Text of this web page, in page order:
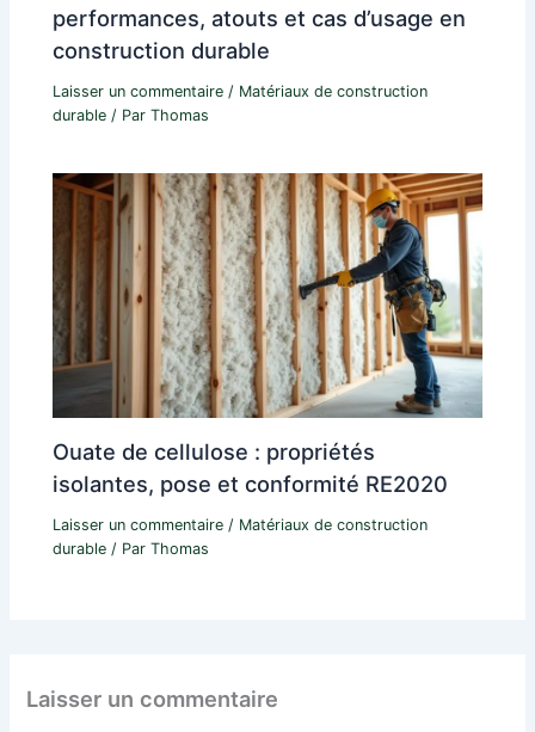
performances, atouts et cas d’usage en
construction durable
Laisser un commentaire / Matériaux de construction
durable / ParThomas
Ouate de cellulose : propriétés
isolantes, pose et conformité RE2020
Laisser un commentaire / Matériaux de construction
durable / ParThomas
Laisser un commentaire